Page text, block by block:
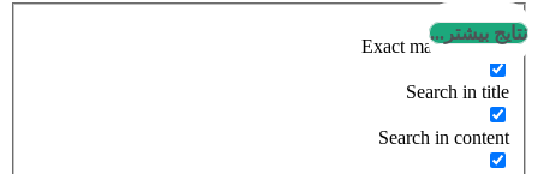
نتایج بیشتر...
Exact matches only
Search in title
Search in content